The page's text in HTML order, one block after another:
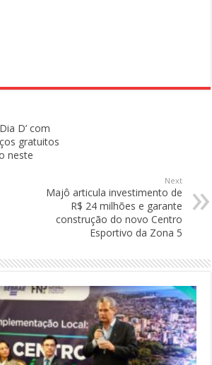
D’ com
gratuitos
neste
Next
Majô articula investimento de
R$ 24 milhões e garante
construção do novo Centro
Esportivo da Zona 5